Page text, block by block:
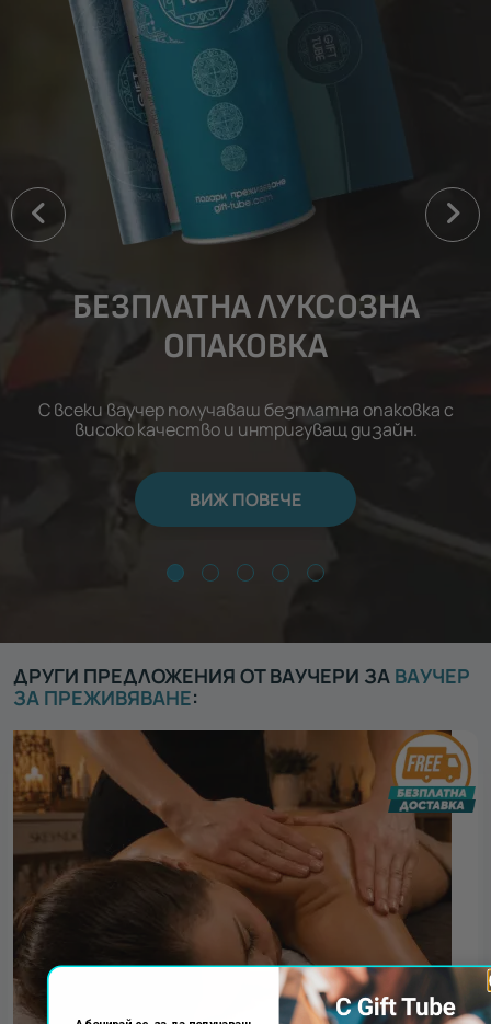
БЕЗПЛАТНА ЛУКСОЗНА
ОПАКОВКА
С всеки ваучер получаваш безплатна опаковка с
високо качество и интригуващ дизайн.
ВИЖ ПОВЕЧЕ
ДРУГИ ПРЕДЛОЖЕНИЯ ОТ ВАУЧЕРИ ЗА ВАУЧЕР
ЗА ПРЕЖИВЯВАНЕ: